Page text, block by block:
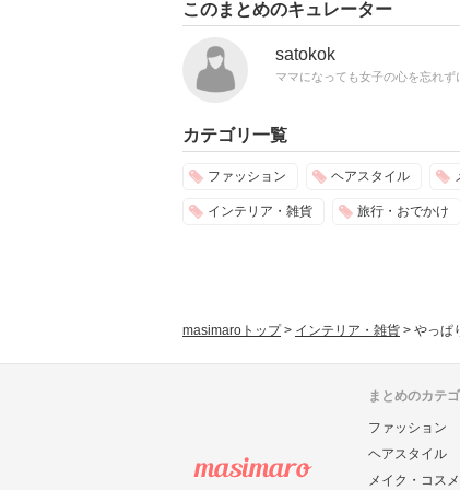
このまとめのキュレーター
satokok
ママになっても女子の心を忘れず
カテゴリ一覧
ファッション ヘアスタイル
インテリア・雑貨 旅行・おでかけ
masimaroトップ> インテリア・雑貨 > やっぱ
まとめのカテ
ファッション
ヘアスタイル
メイク・コスメ